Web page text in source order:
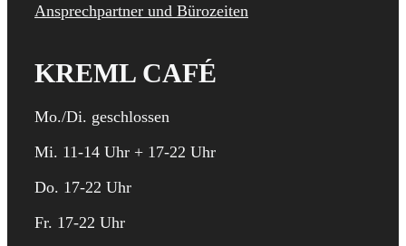
Ansprechpartner und Bürozeiten
KREML CAFÉ
Mo./Di. geschlossen
Mi. 11-14 Uhr + 17-22 Uhr
Do. 17-22 Uhr
Fr. 17-22 Uhr